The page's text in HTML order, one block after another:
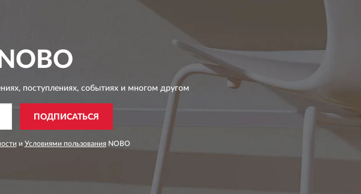
поступлениях, событиях и многом другом
ПОДПИСАТЬСЯ
и Условиями пользованияNOBO